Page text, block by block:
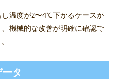
温度が2〜4℃下がるケースが
機械的な改善が明確に確認で
タ